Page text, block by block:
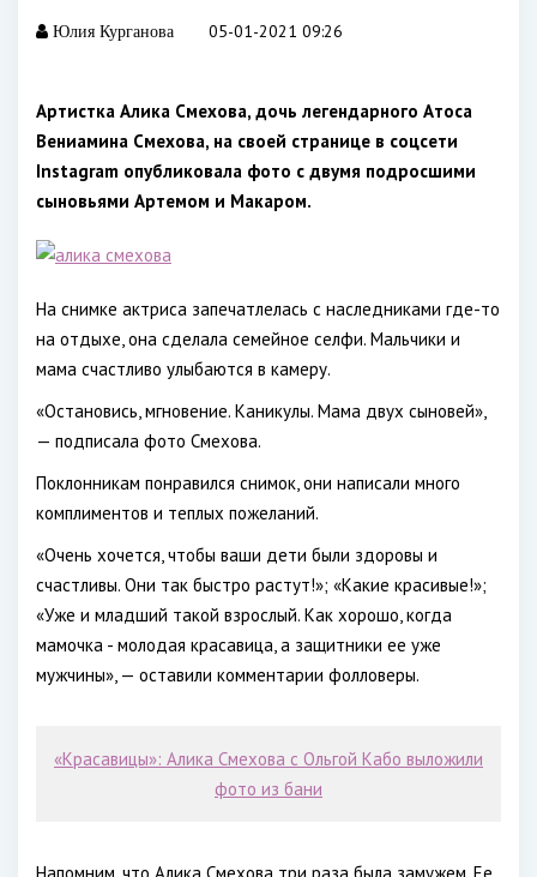
Юлия Курганова 05-01-2021 09:26
Артистка Алика Смехова, дочь легендарного Атоса
Вениамина Смехова, на своей странице в соцсети
Instagram опубликовала фото с двумя подросшими
сыновьями Артемом и Макаром.
На снимке актриса запечатлелась с наследниками где-то
на отдыхе, она сделала семейное селфи. Мальчики и
мама счастливо улыбаются в камеру.
«Остановись, мгновение. Каникулы. Мама двух сыновей»,
— подписала фото Смехова.
Поклонникам понравился снимок, они написали много
комплиментов и теплых пожеланий.
«Очень хочется, чтобы ваши дети были здоровы и
счастливы. Они так быстро растут!»; «Какие красивые!»;
«Уже и младший такой взрослый. Как хорошо, когда
мамочка - молодая красавица, а защитники ее уже
мужчины», — оставили комментарии фолловеры.
«Красавицы»: Алика Смехова с Ольгой Кабо выложили
фото из бани